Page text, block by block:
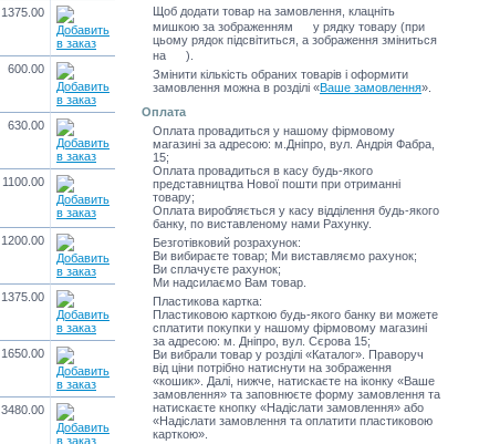
1375.00
600.00
630.00
1100.00
1200.00
1375.00
1650.00
3480.00
Щоб додати товар на замовлення, клацніть
мишкою за зображенням
у рядку товару (при
цьому рядок підсвітиться, а зображення зміниться
на
).
Змінити кількість обраних товарів і оформити
замовлення можна в розділі «Ваше замовлення»
Оплата
Оплата провадиться у нашому фірмовому
магазині за адресою: м.Дніпро, вул. Андрія Фабра,
15;
Оплата провадиться в касу будь-якого
представництва Нової пошти при отриманні
товару;
Оплата виробляється у касу відділення будь-якого
банку, по виставленому нами Рахунку.
Безготівковий розрахунок:
Ви вибираєте товар; Ми виставляємо рахунок;
Ви сплачуєте рахунок;
Ми надсилаємо Вам товар.
Пластикова картка:
Пластиковою карткою будь-якого банку ви можете
сплатити покупки у нашому фірмовому магазині
за адресою: м. Дніпро, вул. Сєрова 15;
Ви вибрали товар у розділі «Каталог». Праворуч
від ціни потрібно натиснути на зображення
«кошик». Далі, нижче, натискаєте на іконку «Ваше
замовлення» та заповнюєте форму замовлення та
натискаєте кнопку «Надіслати замовлення» або
«Надіслати замовлення та оплатити пластиковою
карткою».